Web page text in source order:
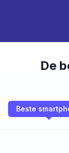
De
Beste